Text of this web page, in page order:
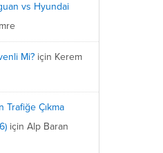
vs Hyundai
Mi? için Kerem
Trafiğe Çıkma
için Alp Baran